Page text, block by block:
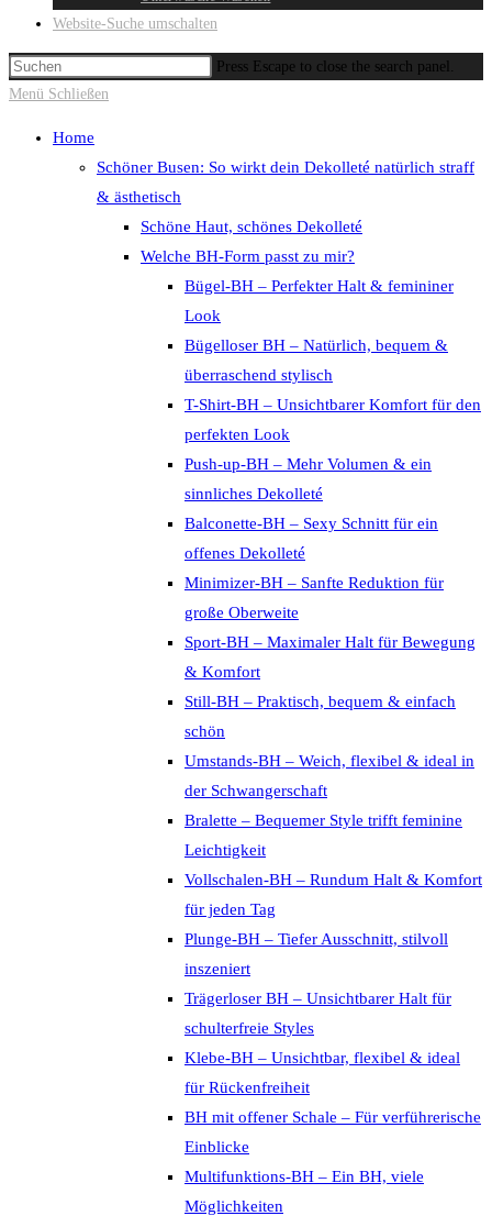
Website-Suche umschalten
Press Escape to close the search panel.
Menü Schließen
Home
Schöner Busen: So wirkt dein Dekolleté natürlich straff
& ästhetisch
Schöne Haut, schönes Dekolleté
Welche BH-Form passt zu mir?
Bügel-BH – Perfekter Halt & femininer
Look
Bügelloser BH – Natürlich, bequem &
überraschend stylisch
T-Shirt-BH – Unsichtbarer Komfort für den
perfekten Look
Push-up-BH – Mehr Volumen & ein
sinnliches Dekolleté
Balconette-BH – Sexy Schnitt für ein
offenes Dekolleté
Minimizer-BH – Sanfte Reduktion für
große Oberweite
Sport-BH – Maximaler Halt für Bewegung
& Komfort
Still-BH – Praktisch, bequem & einfach
schön
Umstands-BH – Weich, flexibel & ideal in
der Schwangerschaft
Bralette – Bequemer Style trifft feminine
Leichtigkeit
Vollschalen-BH – Rundum Halt & Komfort
für jeden Tag
Plunge-BH – Tiefer Ausschnitt, stilvoll
inszeniert
Trägerloser BH – Unsichtbarer Halt für
schulterfreie Styles
Klebe-BH – Unsichtbar, flexibel & ideal
für Rückenfreiheit
BH mit offener Schale – Für verführerische
Einblicke
Multifunktions-BH – Ein BH, viele
Möglichkeiten